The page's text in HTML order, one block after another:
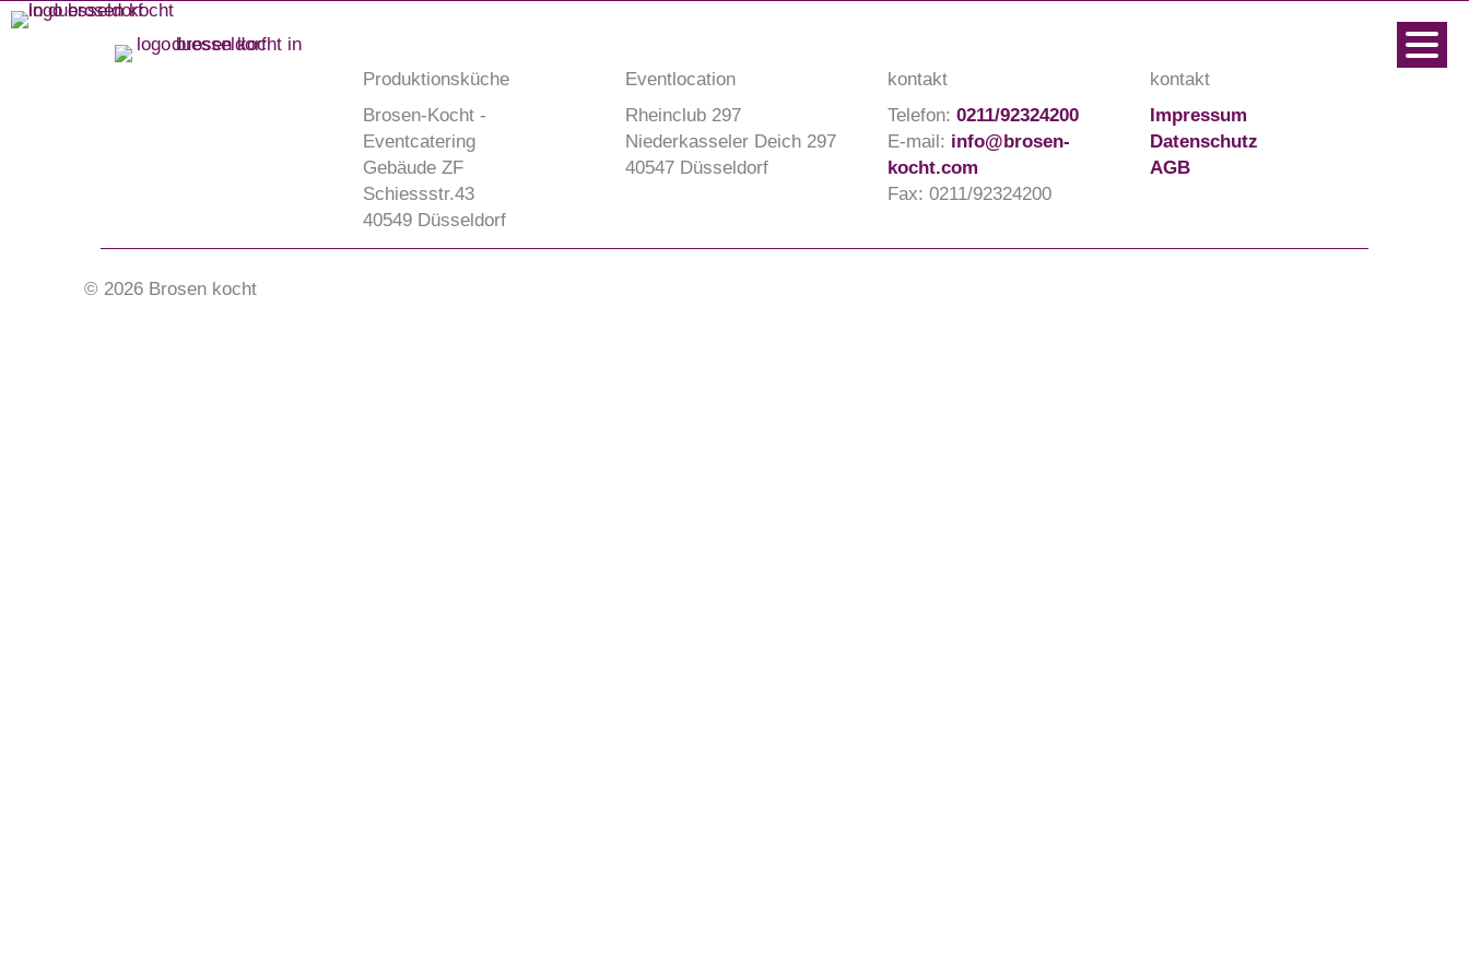
Zum
Produktionsküche
Brosen-Kocht -
Eventcatering
Gebäude ZF
Schiessstr.43
40549 Düsseldorf
Eventlocation
Rheinclub 297
Niederkasseler Deich 297
40547 Düsseldorf
kontakt
Telefon: 0211/92324200
E-mail: info@brosen-
kocht.com
Fax: 0211/92324200
kontakt
Impressum
Datenschutz
AGB
© 2026 Brosen kocht